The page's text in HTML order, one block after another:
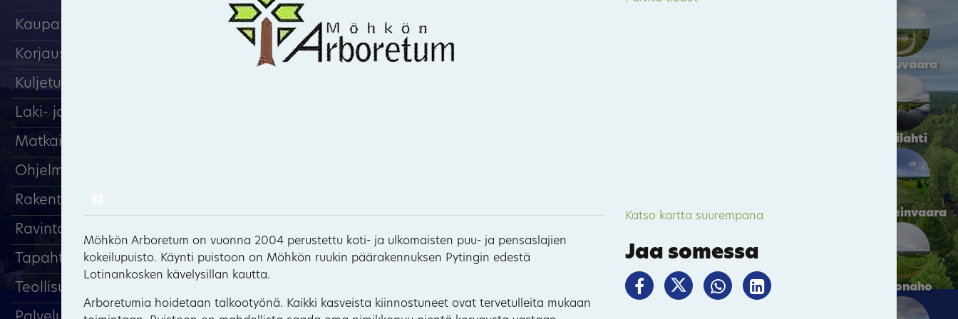
Kaupat
Korjaus ja huolto
Kuljetuspalvelut
Laki- ja tilitoimistopalvelut
Matkailu, majoitus
Ohjelmapalvelut
Rakentaminen
Ravintolat ja kahvilat
Tapahtumat
Teollisuus
Hattuvaara
Kivilahti
Parppeinvaara
Kakonaho
79
Möhkön Arboretum on vuonna 2004 perustettu koti- ja ulkomaisten puu- ja pensaslajien
kokeilupuisto. Käynti puistoon on Möhkön ruukin päärakennuksen Pytingin edestä
Lotinankosken kävelysillan kautta.
Arboretumia hoidetaan talkootyönä. Kaikki kasveista kiinnostuneet ovat tervetulleita mukaan
Katso kartta suurempana
Jaa somessa